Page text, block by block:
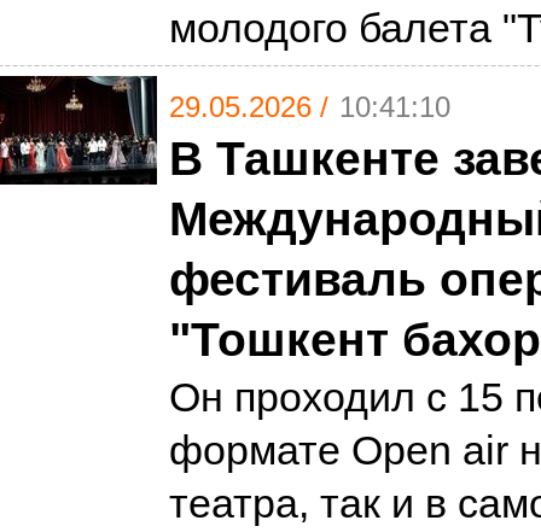
молодого балета
29.05.2026 / 10:41:10
В Ташкенте
фестиваль
"Тошкент
Он проходил с 15
формате Оpen air
театра, так и в